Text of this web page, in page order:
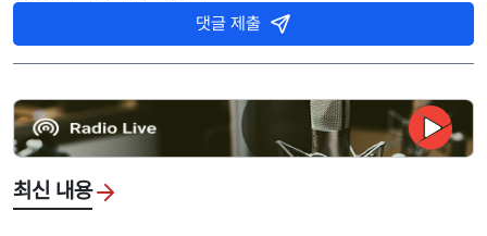
댓글 제출
최신 내용